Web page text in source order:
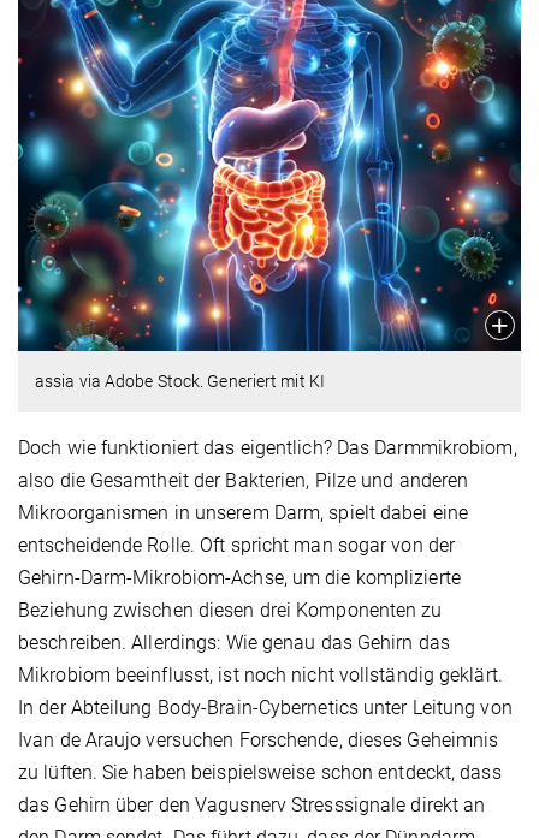
assia via Adobe Stock. Generiert mit KI
Doch wie funktioniert das eigentlich? Das Darmmikrobiom,
also die Gesamtheit der Bakterien, Pilze und anderen
Mikroorganismen in unserem Darm, spielt dabei eine
entscheidende Rolle. Oft spricht man sogar von der
Gehirn-Darm-Mikrobiom-Achse, um die komplizierte
Beziehung zwischen diesen drei Komponenten zu
beschreiben. Allerdings: Wie genau das Gehirn das
Mikrobiom beeinflusst, ist noch nicht vollständig geklärt.
In der Abteilung Body-Brain-Cybernetics unter Leitung von
Ivan de Araujo versuchen Forschende, dieses Geheimnis
zu lüften. Sie haben beispielsweise schon entdeckt, dass
das Gehirn über den Vagusnerv Stresssignale direkt an